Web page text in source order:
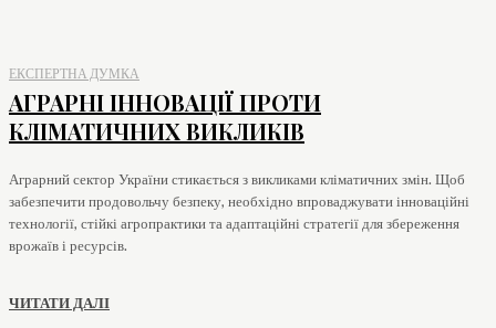
ЕКСПЕРТНА ДУМКА
АГРАРНІ ІННОВАЦІЇ ПРОТИ
КЛІМАТИЧНИХ ВИКЛИКІВ
Аграрний сектор України стикається з викликами кліматичних змін. Щоб
забезпечити продовольчу безпеку, необхідно впроваджувати інноваційні
технології, стійкі агропрактики та адаптаційні стратегії для збереження
врожаїв і ресурсів.
ЧИТАТИ ДАЛІ